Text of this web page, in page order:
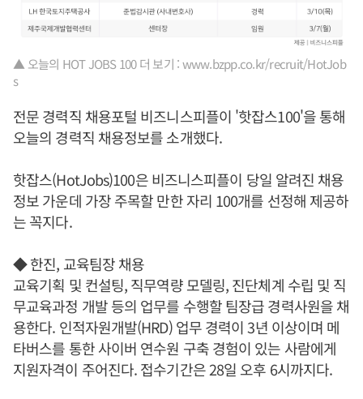
▲ 오늘의 HOT JOBS 100 더 보기 : www.bzpp.co.kr/recruit/HotJob
s
전문 경력직 채용포털 비즈니스피플이 '핫잡스100'을 통해
오늘의 경력직 채용정보를 소개했다.
핫잡스(HotJobs)100은 비즈니스피플이 당일 알려진 채용
정보 가운데 가장 주목할 만한 자리 100개를 선정해 제공하
는 꼭지다.
◆ 한진, 교육팀장 채용
교육기획 및 컨설팅, 직무역량 모델링, 진단체계 수립 및 직
무교육과정 개발 등의 업무를 수행할 팀장급 경력사원을 채
용한다. 인적자원개발(HRD) 업무 경력이 3년 이상이며 메
타버스를 통한 사이버 연수원 구축 경험이 있는 사람에게
지원자격이 주어진다. 접수기간은 28일 오후 6시까지다.